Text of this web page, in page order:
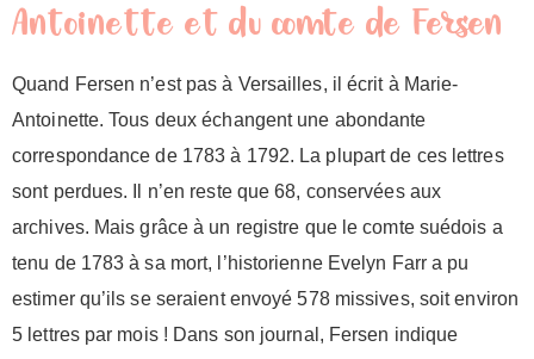
Antoinette et du comte de Fersen
Quand Fersen n’est pas à Versailles, il écrit à Marie-
Antoinette. Tous deux échangent une abondante
correspondance de 1783 à 1792. La plupart de ces lettres
sont perdues. Il n’en reste que 68, conservées aux
archives. Mais grâce à un registre que le comte suédois a
tenu de 1783 à sa mort, l’historienne Evelyn Farr a pu
estimer qu’ils se seraient envoyé 578 missives, soit environ
5 lettres par mois ! Dans son journal, Fersen indique